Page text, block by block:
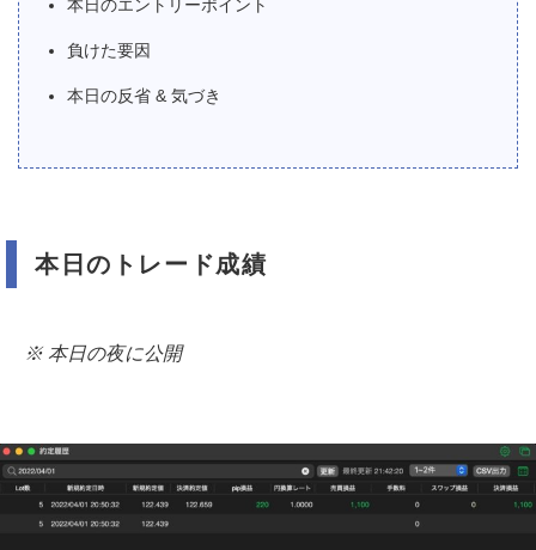
本日のエントリーポイント
負けた要因
本日の反省 & 気づき
本日のトレード成績
※ 本日の夜に公開